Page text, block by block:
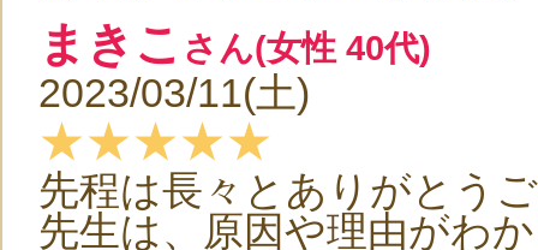
まきこ さん(女性 40代)
2023/03/11(土)
★★★★★
先程は長々とありがとう
先生は、原因や理由がわ